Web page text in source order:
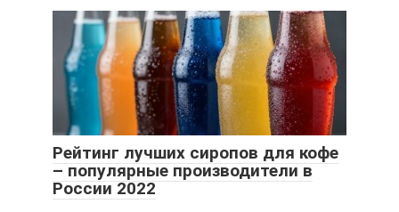
Рейтинг лучших сиропов для кофе
– популярные производители в
России 2022